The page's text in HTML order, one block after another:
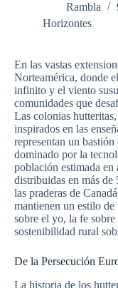
Rambla
Horizontes
En las vastas
Norteamérica, donde
infinito y el viento
comunidades que
Las colonias
inspirados en las
representan un
dominado por la
población estimada en
distribuidas en más
las praderas de
mantienen un estilo
sobre el yo, la fe
sostenibilidad rural
De la Persecución
La historia de los